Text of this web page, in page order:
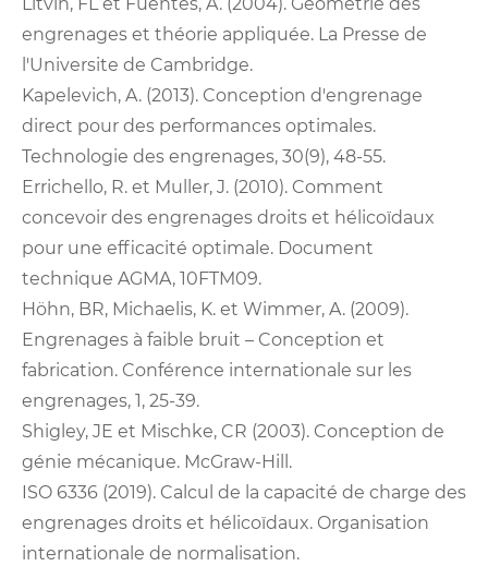
engrenages et théorie appliquée. La Presse de
l'Universite de Cambridge.
Kapelevich, A. (2013). Conception d'engrenage
direct pour des performances optimales.
Technologie des engrenages, 30(9), 48-55.
Errichello, R. et Muller, J. (2010). Comment
concevoir des engrenages droits et hélicoïdaux
pour une efficacité optimale. Document
technique AGMA, 10FTM09.
Höhn, BR, Michaelis, K. et Wimmer, A. (2009).
Engrenages à faible bruit – Conception et
fabrication. Conférence internationale sur les
engrenages, 1, 25-39.
Shigley, JE et Mischke, CR (2003). Conception de
génie mécanique. McGraw-Hill.
ISO 6336 (2019). Calcul de la capacité de charge des
engrenages droits et hélicoïdaux. Organisation
internationale de normalisation.